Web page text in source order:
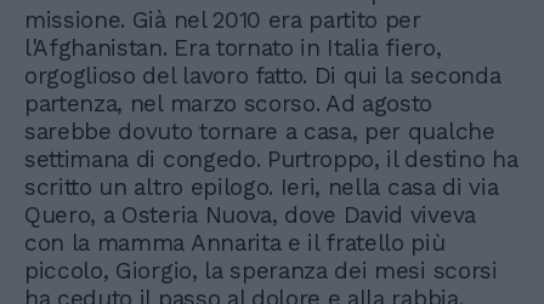
missione. Già nel 2010 era partito per
l'Afghanistan. Era tornato in Italia fiero,
orgoglioso del lavoro fatto. Di qui la seconda
partenza, nel marzo scorso. Ad agosto
sarebbe dovuto tornare a casa, per qualche
settimana di congedo. Purtroppo, il destino ha
scritto un altro epilogo. Ieri, nella casa di via
Quero, a Osteria Nuova, dove David viveva
con la mamma Annarita e il fratello più
piccolo, Giorgio, la speranza dei mesi scorsi